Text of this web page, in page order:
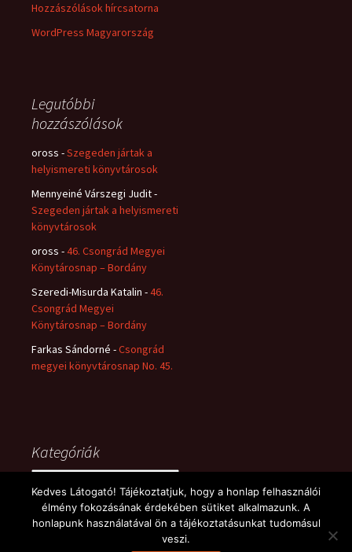
Hozzászólások hírcsatorna
WordPress Magyarország
Legutóbbi
hozzászólások
oross -Szegeden jártak a
helyismereti könyvtárosok
Mennyeiné Várszegi Judit-
Szegeden jártak a helyismereti
könyvtárosok
oross -46. Csongrád Megyei
Könytárosnap – Bordány
Szeredi-Misurda Katalin -46.
Csongrád Megyei
Könytárosnap – Bordány
Farkas Sándorné -Csongrád
megyei könyvtárosnap No. 45.
Kategóriák
Kategóriák
Kedves Látogató! Tájékoztatjuk, hogy a honlap felhasználói
élmény fokozásának érdekében sütiket alkalmazunk. A
honlapunk használatával ön a tájékoztatásunkat tudomásul
veszi.